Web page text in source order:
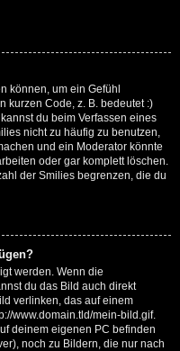
können, um ein Gefühl
kurzen Code, z. B. bedeutet :)
du beim Verfassen eines
nicht zu häufig zu benutzen,
und ein Moderator könnte
oder gar komplett löschen.
der Smilies begrenzen, die du
werden. Wenn die
du das Bild auch direkt
verlinken, das auf einem
www.domain.tld/mein-bild.gif.
deinem eigenen PC befinden
noch zu Bildern, die nur nach